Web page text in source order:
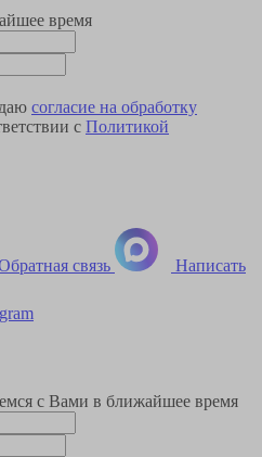
время
согласие на обработку
с Политикой
связь Написать
с Вами в ближайшее время